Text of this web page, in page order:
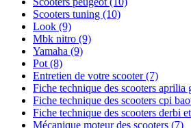
Scooters tuning (10)
Look (9)
Mbk nitro (9)
Yamaha (9)
Pot (8)
Entretien de votre scooter(7)
Fiche technique des scooters aprilia
Fiche technique des scooters cpi
Fiche technique des scooters derbi
Mécanique moteur des scooters (7)